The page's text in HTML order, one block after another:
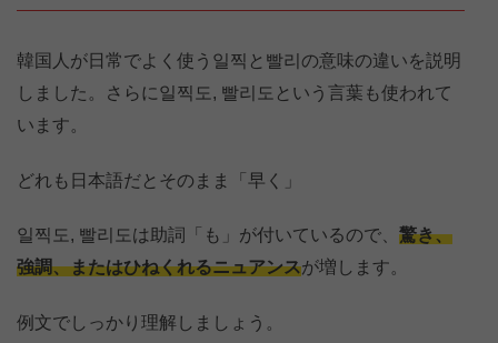
韓国人が日常でよく使う일찍と빨리の意味の違いを説明
しました。さらに일찍도, 빨리도という言葉も使われて
います。
どれも日本語だとそのまま「早く」
일찍도, 빨리도は助詞「も」が付いているので、 驚き、
強調、またはひねくれるニュアンスが増します。
例文でしっかり理解しましょう。